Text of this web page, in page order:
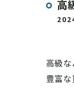
高
高級
豊富